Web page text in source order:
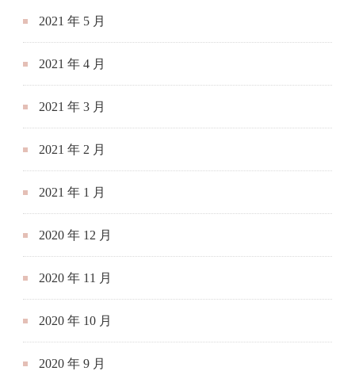
2021 年 5 月
2021 年 4 月
2021 年 3 月
2021 年 2 月
2021 年 1 月
2020 年 12 月
2020 年 11 月
2020 年 10 月
2020 年 9 月